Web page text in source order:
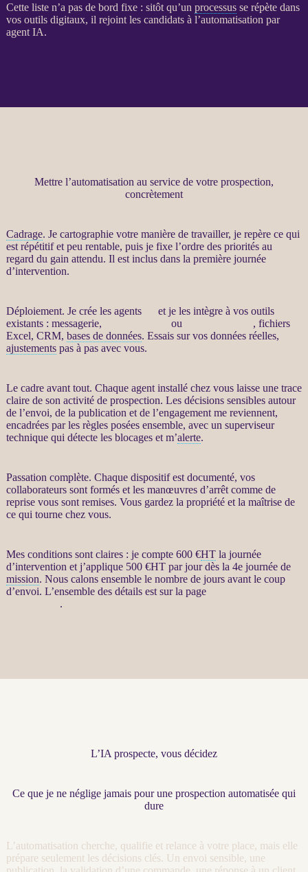
Cette liste n’a pas de bord fixe : sitôt qu’un processusse répète dans
vos outils digitaux, il rejoint les candidats à l’automatisation par
agent IA.
Mettre l’automatisation au service de votre prospection,
concrètement
Cadrage. Je cartographie votre manière de travailler, je repère ce qui
est répétitif et peu rentable, puis je fixe l’ordre des priorités au
regard du gain attendu. Il est inclus dans la première journée
d’intervention.
Déploiement. Je crée les agents
et je les intègre à vos outils
existants : messagerie,
ou
, fichiers
Excel, CRM, bases de données. Essais sur vos donnéesréelles,
ajustementspas à pas avec vous.
Le cadre avant tout. Chaque agentinstallé chez vous laisse une trace
claire de son activité de prospection. Les décisions sensibles autour
de l’envoi, de la publication et de l’engagement me reviennent,
encadrées par les règles posées ensemble, avec un superviseur
technique qui détecte les blocages et m’alerte.
Passation complète. Chaque dispositif est documenté, vos
collaborateurs sont formés et les manœuvres d’arrêt comme de
reprise vous sont remises. Vous gardez la propriété et la maîtrise de
ce qui tourne chez vous.
Mes conditions sont claires : je compte 600 €HTla journée
d’intervention et j’applique 500 €HTpar jour dès la 4e journée de
mission. Nous calons ensemble le nombre de jours avant le coup
d’envoi. L’ensemble des détails est sur la page
.
L’IA prospecte, vous décidez
Ce que je ne néglige jamais pour une prospection automatisée qui
dure
L’automatisation cherche, qualifie et relance à votre place, mais elle
prépare seulement les décisions clés. Un envoi sensible, une